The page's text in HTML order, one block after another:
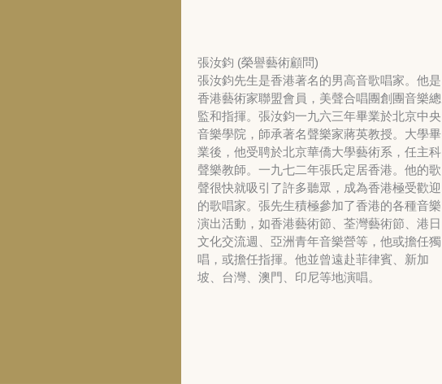
張汝鈞 (榮譽藝術顧問)
張汝鈞先生是香港著名的男高音歌唱家。他是
香港藝術家聯盟會員，美聲合唱團創團音樂總
監和指揮。張汝鈞一九六三年畢業於北京中央
音樂學院，師承著名聲樂家蔣英教授。大學畢
業後，他受聘於北京華僑大學藝術系，任主科
聲樂教師。一九七二年張氏定居香港。他的歌
聲很快就吸引了許多聽眾，成為香港極受歡迎
的歌唱家。張先生積極參加了香港的各種音樂
演出活動，如香港藝術節、荃灣藝術節、港日
文化交流週、亞洲青年音樂營等，他或擔任獨
唱，或擔任指揮。他並曾遠赴菲律賓、新加
坡、台灣、澳門、印尼等地演唱。